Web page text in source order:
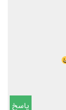
پاسخ